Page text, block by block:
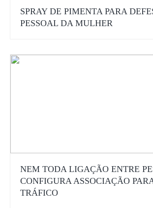
SPRAY DE PIMENTA PARA
PESSOAL DA MULHER
NEM TODA LIGAÇÃO ENTRE
CONFIGURA ASSOCIAÇÃO
TRÁFICO